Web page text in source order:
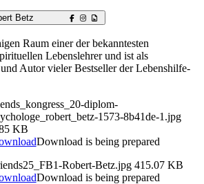
Betz
Raum einer der bekanntesten
Lebenslehrer und ist als
Autor vieler Bestseller der Lebenshilfe-
diplom-
1573-8b41de-1.jpg
KB
Download is being prepared
Robert-Betz.jpg 415.07 KB
Download is being prepared